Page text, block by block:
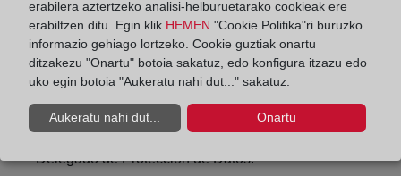
Datos de contacto:
(94) 616 81 48
marquina@registrodelapropiedad.org
Datos del Registrador:
Juan José García Núñez
Delegado de Protección de Datos:
erabilera aztertzeko analisi-helburuetarako cookieak ere
erabiltzen ditu. Egin klik HEMEN "Cookie Politika"ri buruzko
informazio gehiago lortzeko. Cookie guztiak onartu
ditzakezu "Onartu" botoia sakatuz, edo konfigura itzazu edo
uko egin botoia "Aukeratu nahi dut..." sakatuz.
Aukeratu nahi dut... Onartu